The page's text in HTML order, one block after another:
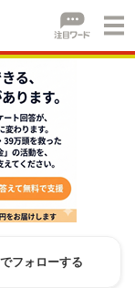
フォローする